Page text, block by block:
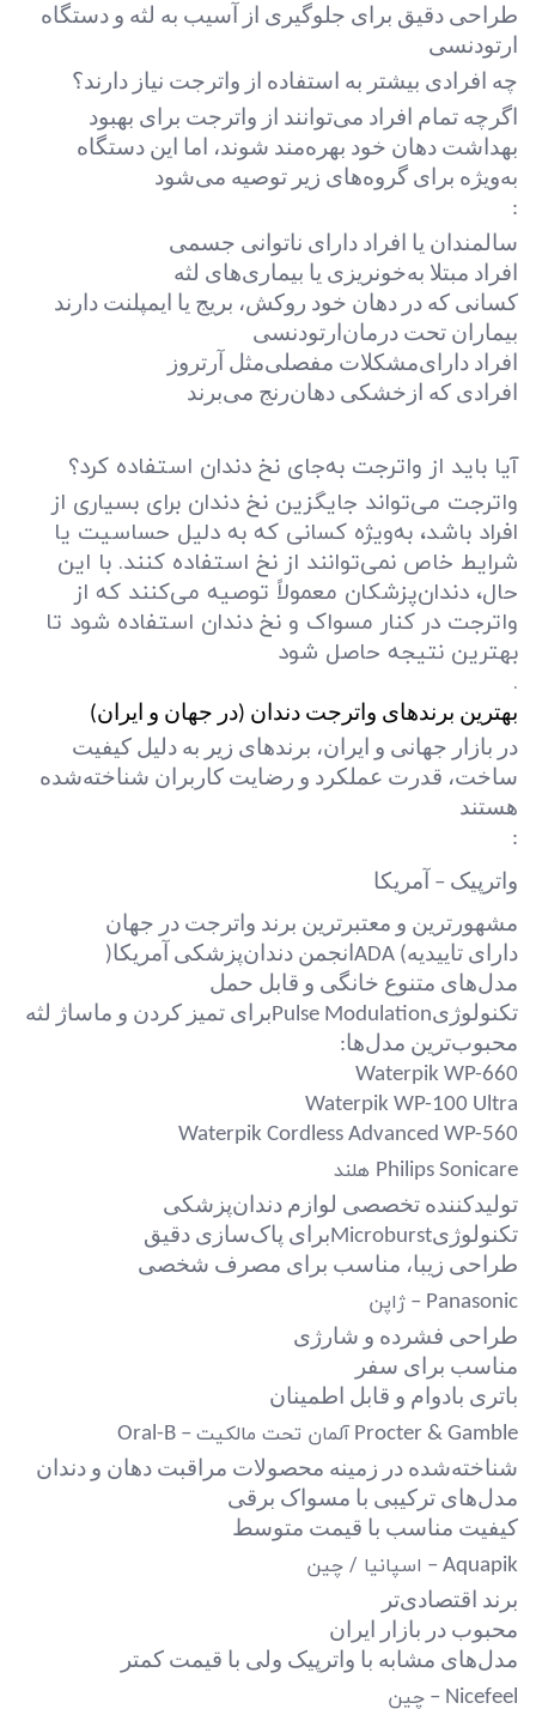
طراحی دقیق برای جلوگیری از آسیب به لثه و دستگاه
ارتودنسی
چه افرادی بیشتر به استفاده از واترجت نیاز دارند؟
اگرچه تمام افراد می‌توانند از واترجت برای بهبود
بهداشت دهان خود بهره‌مند شوند، اما این دستگاه
به‌ویژه برای گروه‌های زیر توصیه می‌شود
:
سالمندان یا افراد دارای ناتوانی جسمی
افراد مبتلا بهخونریزی یا بیماری‌های لثه
کسانی که در دهان خود روکش، بریج یا ایمپلنت دارند
بیماران تحت درمانارتودنسی
افراد دارایمشکلات مفصلیمثل آرتروز
افرادی که از خشکی دهانرنج می‌برند
آیا باید از واترجت به‌جای نخ دندان استفاده کرد؟
واترجت می‌تواند جایگزین نخ دندان برای بسیاری از
افراد باشد، به‌ویژه کسانی که به دلیل حساسیت یا
شرایط خاص نمی‌توانند از نخ استفاده کنند. با این
حال، دندان‌پزشکان معمولاً توصیه می‌کنند که از
واترجت در کنار مسواک و نخ دندان استفاده شود تا
بهترین نتیجه حاصل شود
.
بهترین برندهای واترجت دندان (در جهان و ایران)
در بازار جهانی و ایران، برندهای زیر به دلیل کیفیت
ساخت، قدرت عملکرد و رضایت کاربران شناخته‌شده
هستند
:
واترپیک – آمریکا
مشهورترین و معتبرترین برند واترجت در جهان
دارای تاییدیهADA (انجمن دندان‌پزشکی آمریکا)
مدل‌های متنوع خانگی و قابل حمل
تکنولوژیPulse Modulationبرای تمیز کردن و ماساژ لثه
محبوب‌ترین مدل‌ها:
Waterpik WP-660
Waterpik WP-100 Ultra
Waterpik Cordless Advanced WP-560
Philips Sonicare هلند
تولیدکننده تخصصی لوازم دندان‌پزشکی
تکنولوژیMicroburstبرای پاک‌سازی دقیق
طراحی زیبا، مناسب برای مصرف شخصی
Panasonic –
ژاپن
طراحی فشرده و شارژی
مناسب برای سفر
باتری بادوام و قابل اطمینان
Oral-B – آلمان تحت مالکیتProcter & Gamble
شناخته‌شده در زمینه محصولات مراقبت دهان و دندان
مدل‌های ترکیبی با مسواک برقی
کیفیت مناسب با قیمت متوسط
Aquapik –
اسپانیا / چین
برند اقتصادی‌تر
محبوب در بازار ایران
مدل‌های مشابه با واترپیک ولی با قیمت کمتر
Nicefeel –
چین